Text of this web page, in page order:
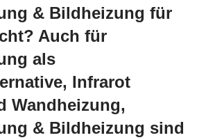
& Bildheizung für
Auch für
als
Infrarot
Wandheizung,
& Bildheizung sind